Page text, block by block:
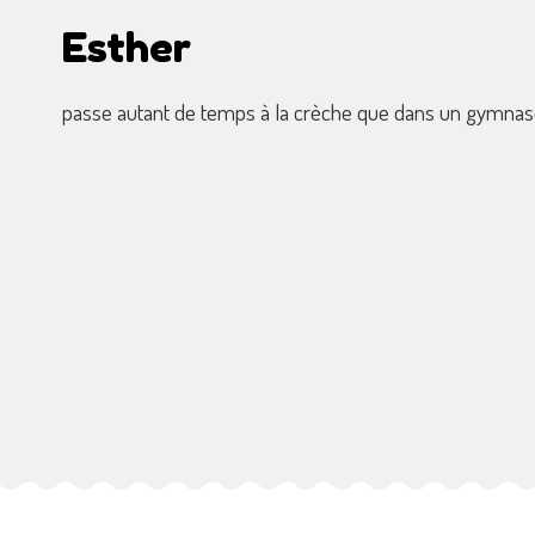
Esther
passe autant de temps à la crèche que dans un